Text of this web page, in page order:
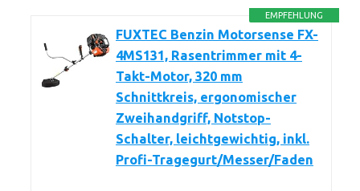
EMPFEHLUNG
FUXTEC Benzin Motorsense FX-
4MS131, Rasentrimmer mit 4-
Takt-Motor, 320 mm
Schnittkreis, ergonomischer
Zweihandgriff, Notstop-
Schalter, leichtgewichtig, inkl.
Profi-Tragegurt/Messer/Faden